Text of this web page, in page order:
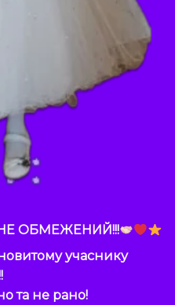
НЕ ОБМЕЖЕНИЙ!!!
учаснику
та не рано!